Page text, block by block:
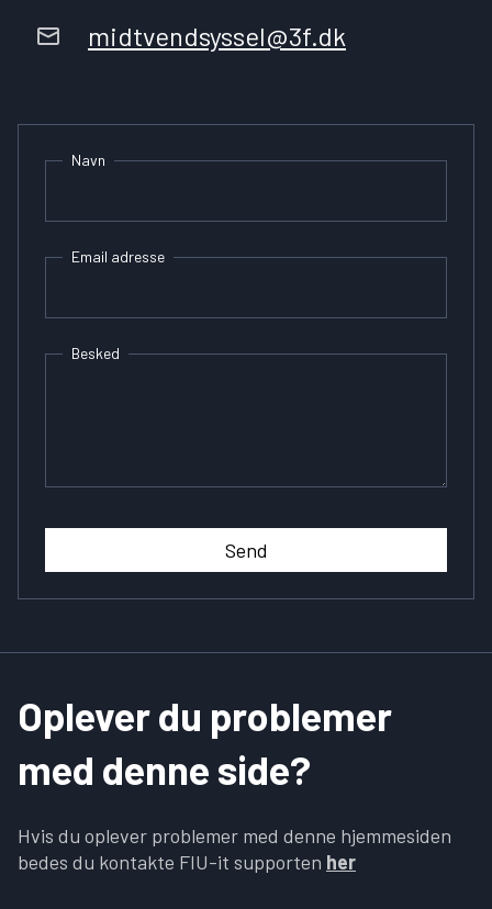
midtvendsyssel@3f.dk
Navn
Email adresse
Besked
Send
Oplever du problemer
med denne side?
Hvis du oplever problemer med denne hjemmesiden
bedes du kontakte FIU-it supporten her